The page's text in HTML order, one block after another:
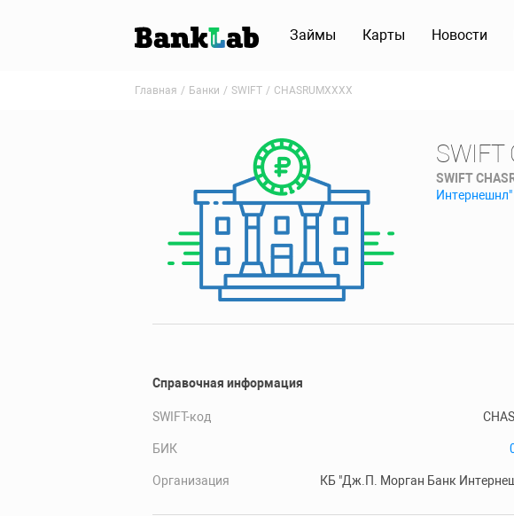
Займы Карты Новости
Главная Банки SWIFT CHASRUMXXXX
SWIFT
SWIFT
Справочная информация
SWIFT-код
БИК
Организация КБ "Дж.П. Морган Банк